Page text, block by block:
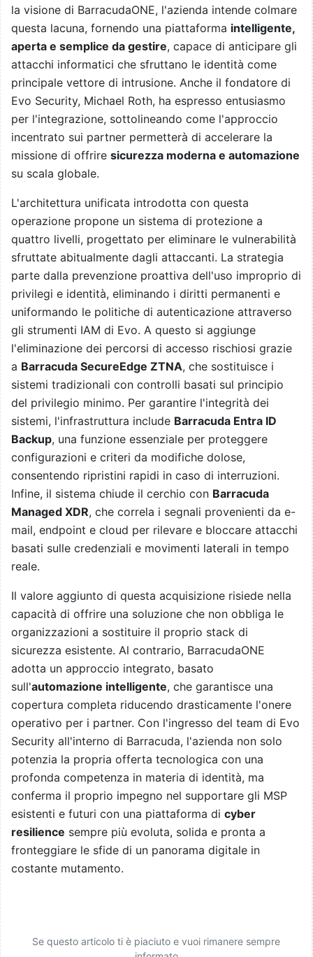
la visione di BarracudaONE, l'azienda intende colmare
questa lacuna, fornendo una piattaforma intelligente,
aperta e semplice da gestire, capace di anticipare gli
attacchi informatici che sfruttano le identità come
principale vettore di intrusione. Anche il fondatore di
Evo Security, Michael Roth, ha espresso entusiasmo
per l'integrazione, sottolineando come l'approccio
incentrato sui partner permetterà di accelerare la
missione di offrire sicurezza moderna e automazione
su scala globale.
L'architettura unificata introdotta con questa
operazione propone un sistema di protezione a
quattro livelli, progettato per eliminare le vulnerabilità
sfruttate abitualmente dagli attaccanti. La strategia
parte dalla prevenzione proattiva dell'uso improprio di
privilegi e identità, eliminando i diritti permanenti e
uniformando le politiche di autenticazione attraverso
gli strumenti IAM di Evo. A questo si aggiunge
l'eliminazione dei percorsi di accesso rischiosi grazie
a Barracuda SecureEdge ZTNA, che sostituisce i
sistemi tradizionali con controlli basati sul principio
del privilegio minimo. Per garantire l'integrità dei
sistemi, l'infrastruttura include Barracuda Entra ID
Backup, una funzione essenziale per proteggere
configurazioni e criteri da modifiche dolose,
consentendo ripristini rapidi in caso di interruzioni.
Infine, il sistema chiude il cerchio con Barracuda
Managed XDR, che correla i segnali provenienti da e-
mail, endpoint e cloud per rilevare e bloccare attacchi
basati sulle credenziali e movimenti laterali in tempo
reale.
Il valore aggiunto di questa acquisizione risiede nella
capacità di offrire una soluzione che non obbliga le
organizzazioni a sostituire il proprio stack di
sicurezza esistente. Al contrario, BarracudaONE
adotta un approccio integrato, basato
sull'automazione intelligente, che garantisce una
copertura completa riducendo drasticamente l'onere
operativo per i partner. Con l'ingresso del team di Evo
Security all'interno di Barracuda, l'azienda non solo
potenzia la propria offerta tecnologica con una
profonda competenza in materia di identità, ma
conferma il proprio impegno nel supportare gli MSP
esistenti e futuri con una piattaforma di cyber
resilience sempre più evoluta, solida e pronta a
fronteggiare le sfide di un panorama digitale in
costante mutamento.
Se questo articolo ti è piaciuto e vuoi rimanere sempre